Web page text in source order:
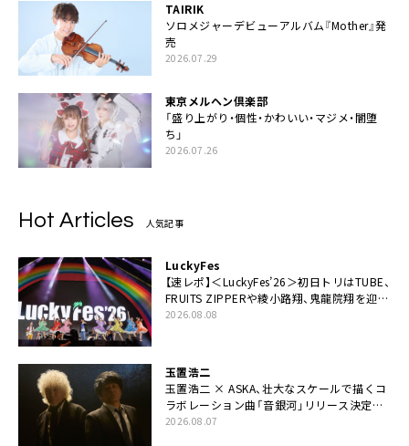
TAIRIK
ソロメジャーデビューアルバム『Mother』発
売
2026.07.29
東京メルヘン倶楽部
「盛り上がり・個性・かわいい・マジメ・闇堕
ち」
2026.07.26
Hot Articles 人気記事
LuckyFes
【速レポ】＜LuckyFes’26＞初日トリはTUBE、
FRUITS ZIPPERや綾小路翔、鬼龍院翔を迎え
た豪華コラボも「知ってたらぜひ一緒に歌っ
2026.08.08
玉置浩二
玉置浩二 × ASKA、壮大なスケールで描くコ
ラボレーション曲「音銀河」リリース決定。
カップリングには新曲「命の宿り」収録も
2026.08.07